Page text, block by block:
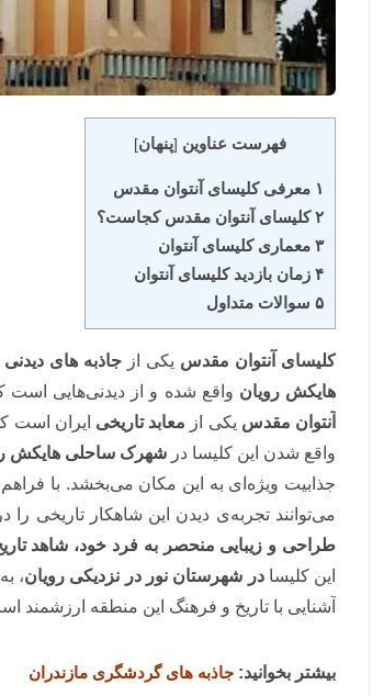
فهرست عناوین [پنهان]
۱ معرفی کلیسای آنتوان مقدس
۲ کلیسای آنتوان مقدس کجاست؟
۳ معماری کلیسای آنتوان
۴ زمان بازدید کلیسای آنتوان
۵ سوالات متداول
کلیسای آنتوان مقدس یکی ازجاذبه های دیدنی
هایکش رویان واقع شده و از دیدنی‌هایی
آنتوان مقدس یکی از معابد تاریخی ایران است
واقع شدن این کلیسا درشهرک ساحلی هایکش
جذابیت ویژه‌ای به این مکان می‌بخشد. با
می‌توانند تجربه‌ی دیدن این شاهکار تاریخی را
طراحی و زیبایی منحصر به فرد خود، شاهد
این کلیسادر شهرستان نور در نزدیکی رویان،
آشنایی با تاریخ و فرهنگ این منطقه ارزشمند
بیشتر بخوانید: جاذبه های گردشگری مازندران